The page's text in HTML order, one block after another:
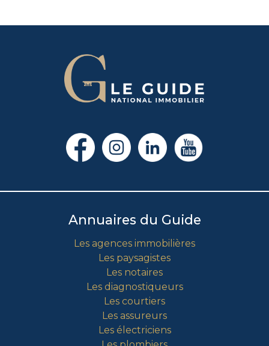
Annuaires du Guide
Les agences immobilières
Les paysagistes
Les notaires
Les diagnostiqueurs
Les courtiers
Les assureurs
Les électriciens